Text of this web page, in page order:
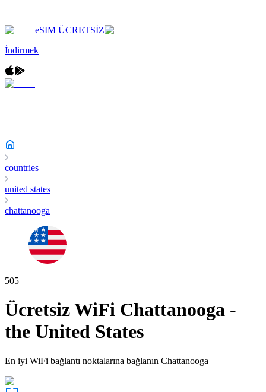
eSIM ÜCRETSİZ
İndirmek
countries
united states
chattanooga
505
Ücretsiz WiFi Chattanooga -
the United States
En iyi WiFi bağlantı noktalarına bağlanın Chattanooga